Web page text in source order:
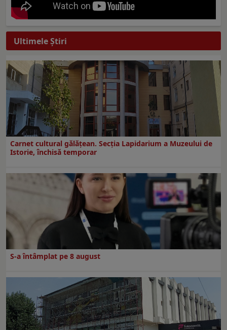
Ultimele Ştiri
Carnet cultural gălăţean. Secţia Lapidarium a Muzeului de
Istorie, închisă temporar
S-a întâmplat pe 8 august